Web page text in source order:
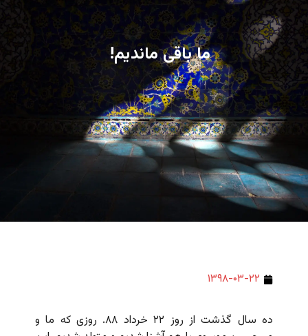
ما باقی ماندیم!
۱۳۹۸-۰۳-۲۲
ده سال گذشت از روز ۲۲ خرداد ۸۸. روزی که ما و